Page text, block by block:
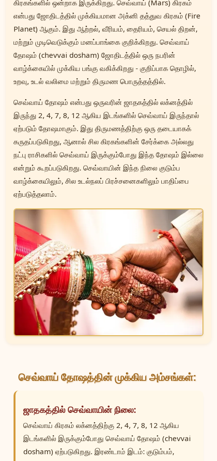
கிரகங்களில் ஒன்றாக இருக்கிறது. செவ்வாய் (Mars) கிரகம்
என்பது ஜோதிடத்தில் முக்கியமான அக்னி தத்துவ கிரகம் (Fire
Planet) ஆகும். இது ஆற்றல், வீரியம், தைரியம், செயல் திறன்,
மற்றும் முடிவெடுக்கும் மனப்பாங்கை குறிக்கிறது. செவ்வாய்
தோஷம் (chevvai dosham) ஜோதிடத்தில் ஒரு நபரின்
வாழ்க்கையில் முக்கிய பங்கு வகிக்கிறது - குறிப்பாக தொழில்,
உறவு, உடல் வலிமை மற்றும் திருமண பொருத்தத்தில்.
செவ்வாய் தோஷம் என்பது ஒருவரின் ஜாதகத்தில் லக்னத்தில்
இருந்து 2, 4, 7, 8, 12 ஆகிய இடங்களில் செவ்வாய் இருந்தால்
ஏற்படும் தோஷமாகும். இது திருமணத்திற்கு ஒரு தடையாகக்
கருதப்படுகிறது, ஆனால் சில கிரகங்களின் சேர்க்கை அல்லது
நட்பு ராசிகளில் செவ்வாய் இருக்கும்போது இந்த தோஷம் இல்லை
என்றும் கூறப்படுகிறது. செவ்வாயின் இந்த நிலை குடும்ப
வாழ்க்கையிலும், சில உடல்நலப் பிரச்சனைகளிலும் பாதிப்பை
ஏற்படுத்தலாம்.
செவ்வாய் தோஷத்தின் முக்கிய அம்சங்கள்:
ஜாதகத்தில் செவ்வாயின் நிலை:
செவ்வாய் கிரகம் லக்னத்திற்கு 2, 4, 7, 8, 12 ஆகிய
இடங்களில் இருக்கும்போது செவ்வாய் தோஷம் (chevvai
dosham) ஏற்படுகிறது. இரண்டாம் இடம்: குடும்பம்,